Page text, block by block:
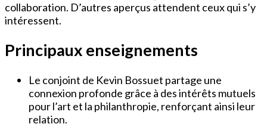
collaboration. D’autres aperçus attendent ceux qui s’y
intéressent.
Principaux enseignements
Le conjoint de Kevin Bossuet partage une
connexion profonde grâce à des intérêts mutuels
pour l’art et la philanthropie, renforçant ainsi leur
relation.